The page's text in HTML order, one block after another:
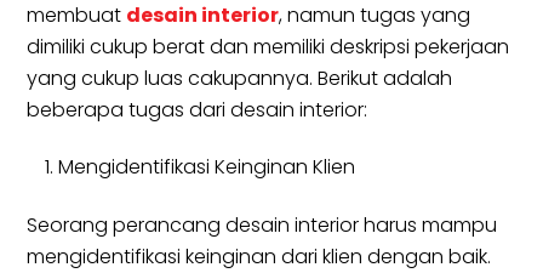
membuat desain interior, namun tugas yang
dimiliki cukup berat dan memiliki deskripsi pekerjaan
yang cukup luas cakupannya. Berikut adalah
beberapa tugas dari desain interior:
Mengidentifikasi Keinginan Klien
Seorang perancang desain interior harus mampu
mengidentifikasi keinginan dari klien dengan baik.